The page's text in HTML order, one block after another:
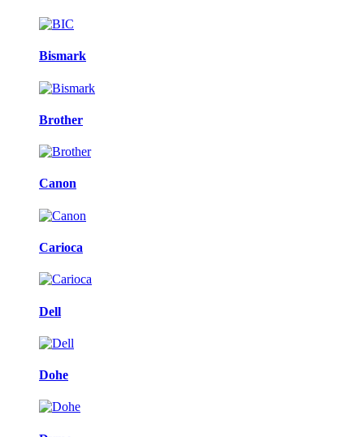
Bismark
Brother
Canon
Carioca
Dell
Dohe